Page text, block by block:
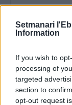
Setmanari
Information
If you wish to
processing of
targeted
section to
opt-out request
Comentari: